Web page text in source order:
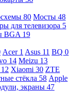
80 Мосты 48
для телевизора 5
BGA 19
Acer 1 Asus 11 BQ 0
14 Meizu 13
12 Xiaomi 30 ZTE
стёкла 58 Apple
экраны 47